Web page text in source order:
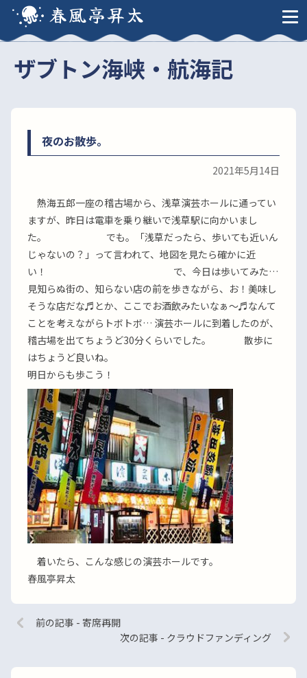
春風亭昇太
ザブトン海峡・航海記
夜のお散歩。
2021年5月14日
熱海五郎一座の稽古場から、浅草演芸ホールに通ってい
ますが、昨日は電車を乗り継いで浅草駅に向かいまし
た。 でも。「浅草だったら、歩いても近いん
じゃないの？」って言われて、地図を見たら確かに近
い！ で、今日は歩いてみた…
見知らぬ街の、知らない店の前を歩きながら、お！美味し
そうな店だな♬とか、ここでお酒飲みたいなぁ〜♬なんて
ことを考えながらトボトボ… 演芸ホールに到着したのが、
稽古場を出てちょうど30分くらいでした。 散歩に
はちょうど良いね。
明日からも歩こう！
着いたら、こんな感じの演芸ホールです。
春風亭昇太
前の記事 - 寄席再開
次の記事 - クラウドファンディング